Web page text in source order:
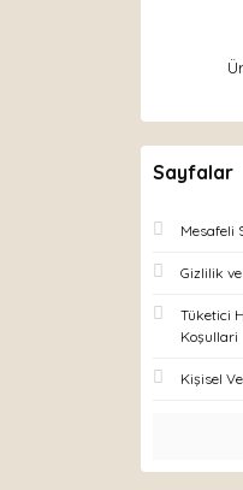
Sayfalar
Mesafeli
Gizlilik
Tüketici
Koşullari
Kişisel